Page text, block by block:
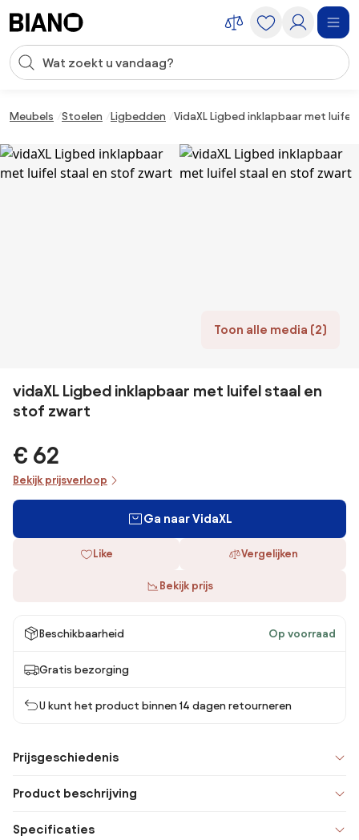
Zoekopdracht invoeren
Meubels Stoelen Ligbedden VidaXL Ligbed inklapbaar met
Toon alle media (2)
vidaXL Ligbed inklapbaar met luifel staal en
stof zwart
€ 62
Bekijk prijsverloop
Ga naar VidaXL
Like Vergelijken
Bekijk prijs
Beschikbaarheid Op voorraad
Gratis bezorging
U kunt het product binnen 14 dagen retourneren
Prijsgeschiedenis
Product beschrijving
Specificaties